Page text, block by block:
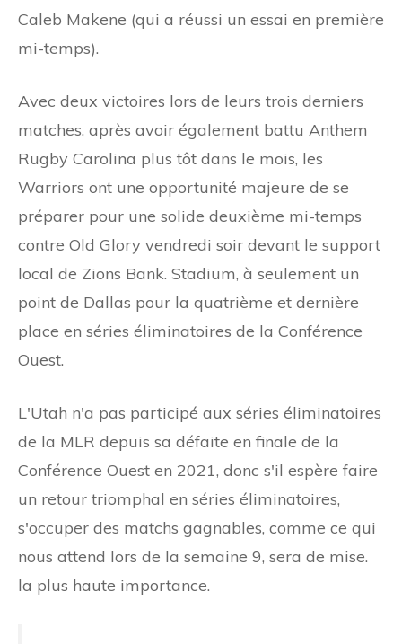
Caleb Makene (qui a réussi un essai en première
mi-temps).
Avec deux victoires lors de leurs trois derniers
matches, après avoir également battu Anthem
Rugby Carolina plus tôt dans le mois, les
Warriors ont une opportunité majeure de se
préparer pour une solide deuxième mi-temps
contre Old Glory vendredi soir devant le support
local de Zions Bank. Stadium, à seulement un
point de Dallas pour la quatrième et dernière
place en séries éliminatoires de la Conférence
Ouest.
L'Utah n'a pas participé aux séries éliminatoires
de la MLR depuis sa défaite en finale de la
Conférence Ouest en 2021, donc s'il espère faire
un retour triomphal en séries éliminatoires,
s'occuper des matchs gagnables, comme ce qui
nous attend lors de la semaine 9, sera de mise.
la plus haute importance.